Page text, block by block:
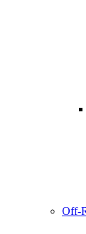
Off-